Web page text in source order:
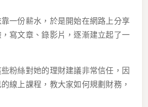
一份薪水，於是開始在網路上分享
寫文章、錄影片，逐漸建立起了一
粉絲對她的理財建議非常信任，因
線上課程，教大家如何規劃財務，